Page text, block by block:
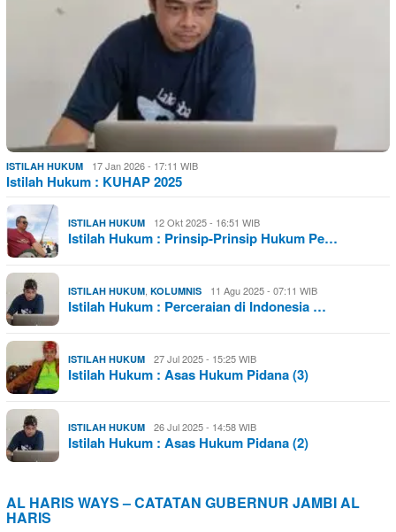
ISTILAH HUKUM 17 Jan 2026 - 17:11 WIB
Istilah Hukum : KUHAP 2025
ISTILAH HUKUM 12 Okt 2025 - 16:51 WIB
Istilah Hukum : Prinsip-Prinsip Hukum Pe…
ISTILAH HUKUM KOLUMNIS 11 Agu 2025 - 07:11 WIB
Istilah Hukum : Perceraian di Indonesia …
ISTILAH HUKUM 27 Jul 2025 - 15:25 WIB
Istilah Hukum : Asas Hukum Pidana (3)
ISTILAH HUKUM 26 Jul 2025 - 14:58 WIB
Istilah Hukum : Asas Hukum Pidana (2)
AL HARIS WAYS – CATATAN GUBERNUR JAMBI AL
HARIS